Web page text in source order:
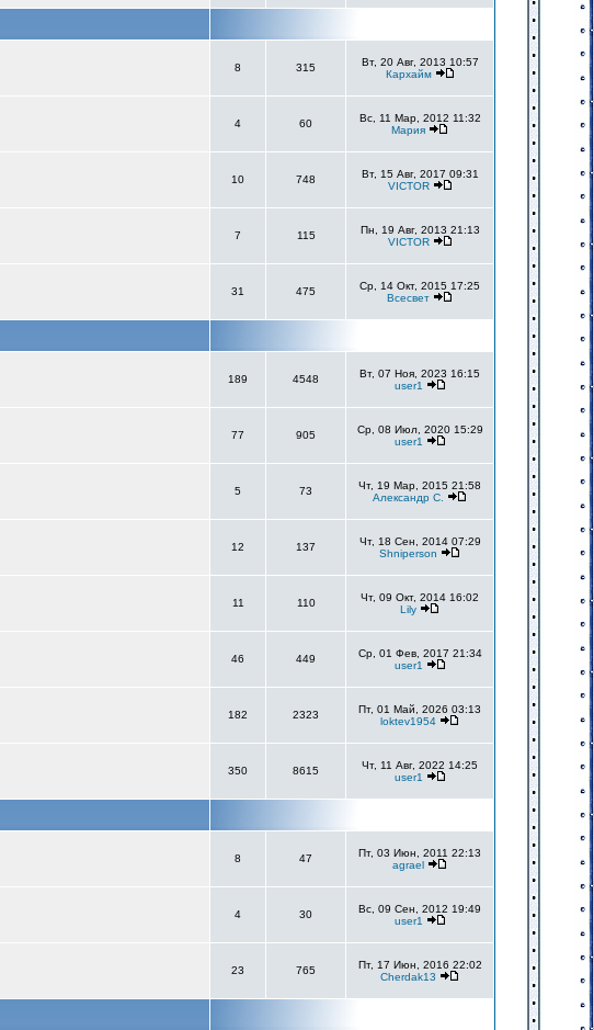
8 315
Вт, 20 Авг, 2013 10:57
Кархайм
4 60
Вс, 11 Мар, 2012 11:32
Мария
10 748
Вт, 15 Авг, 2017 09:31
VICTOR
7 115
Пн, 19 Авг, 2013 21:13
VICTOR
31 475
Ср, 14 Окт, 2015 17:25
Всесвет
189 4548
Вт, 07 Ноя, 2023 16:15
user1
77 905
Ср, 08 Июл, 2020 15:29
user1
5 73
Чт, 19 Мар, 2015 21:58
Александр С.
12 137
Чт, 18 Сен, 2014 07:29
Shniperson
11 110
Чт, 09 Окт, 2014 16:02
Lily
46 449
Ср, 01 Фев, 2017 21:34
user1
182 2323
Пт, 01 Май, 2026 03:13
loktev1954
350 8615
Чт, 11 Авг, 2022 14:25
user1
8 47
Пт, 03 Июн, 2011 22:13
agrael
4 30
Вс, 09 Сен, 2012 19:49
user1
23 765
Пт, 17 Июн, 2016 22:02
Cherdak13